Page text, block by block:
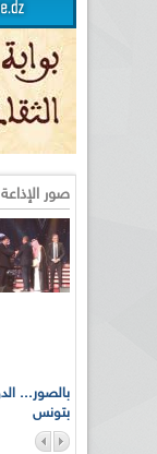
صور الإذاعة
بتونس